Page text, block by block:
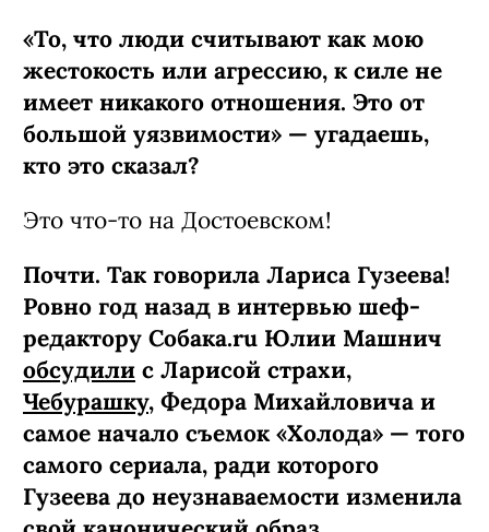
«То, что люди считывают как мою
жестокость или агрессию, к силе не
имеет никакого отношения. Это от
большой уязвимости» — угадаешь,
кто это сказал?
Это что-то на Достоевском!
Почти. Так говорила Лариса Гузеева!
Ровно год назад в интервью шеф-
редактору Собака.ru Юлии Машнич
обсудили с Ларисой страхи,
Чебурашку, Федора Михайловича и
самое начало съемок «Холода» — того
самого сериала, ради которого
Гузеева до неузнаваемости изменила